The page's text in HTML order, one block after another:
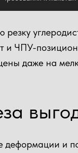
от 30 руб/
от 1000 руб.
ЧПУ-
даже на
деформации и